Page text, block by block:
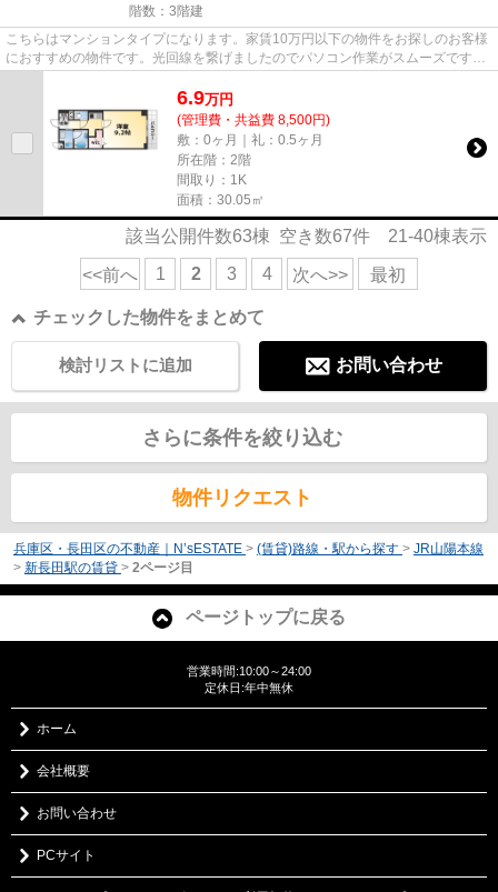
階数：3階建
こちらはマンションタイプになります。家賃10万円以下の物件をお探しのお客様
におすすめの物件です。光回線を繋げましたのでパソコン作業がスムーズです。
6.9万円
(管理費・共益費 8,500円)
敷：0ヶ月｜礼：0.5ヶ月
所在階：2階
間取り：1K
面積：30.05㎡
該当公開件数63棟 空き数67件 21-40棟表示
<<前へ 1 2 3 4 次へ>> 最初
チェックした物件をまとめて
お問い合わせ
検討リストに追加
さらに条件を絞り込む
物件リクエスト
兵庫区・長田区の不動産｜N’sESTATE > (賃貸)路線・駅から探す > JR山陽本線
> 新長田駅の賃貸 > 2ページ目
ページトップに戻る
営業時間:10:00～24:00
定休日:年中無休
ホーム
会社概要
お問い合わせ
PCサイト